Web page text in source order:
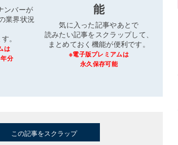
ンバーが
業界状況
。
は
分
能
気に入った記事やあとで
読みたい記事をスクラップして、
まとめておく機能が便利です。
※電子版プレミアムは
永久保存可能
この記事をスクラップ